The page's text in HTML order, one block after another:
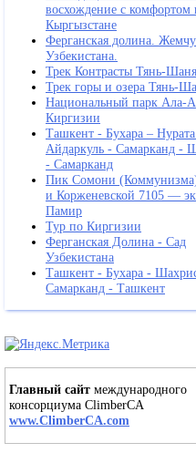
восхождение с комфортом
Кыргызстане
Ферганская долина.
Узбекистана.
Трек Контрасты Тянь-Шаня
Трек горы и озера Тянь-
Национальный парк Ала-
Киргизии
Ташкент - Бухара –
Айдаркуль - Самарканд -
- Самарканд
Пик Сомони
и Корженевской 7105 —
Памир
Тур по Киргизии
Ферганская Долина - Сад
Узбекистана
Ташкент - Бухара -
Самарканд - Ташкент
Главный сайт международного
консорциума ClimberCA
www.ClimberCA.com